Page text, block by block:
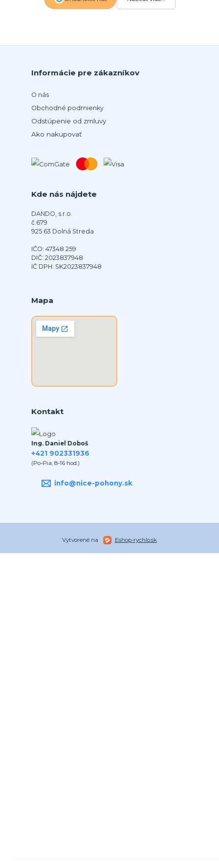
Informácie pre zákazníkov
O nás
Obchodné podmienky
Odstúpenie od zmluvy
Ako nakupovať
Kde nás nájdete
DANDO, s.r.o.
č.679
925 63 Dolná Streda
IČO: 47348 259
DIČ: 2023837948
IČ DPH: SK2023837948
Mapa
Kontakt
Ing. Daniel Doboš
+421 902331936
(Po-Pia, 8-16 hod.)
info@nice-pohony.sk
Vytvorené na Eshop-rychlo.sk